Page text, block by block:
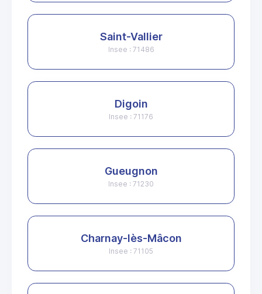
Saint-Vallier
Insee : 71486
Digoin
Insee : 71176
Gueugnon
Insee : 71230
Charnay-lès-Mâcon
Insee : 71105